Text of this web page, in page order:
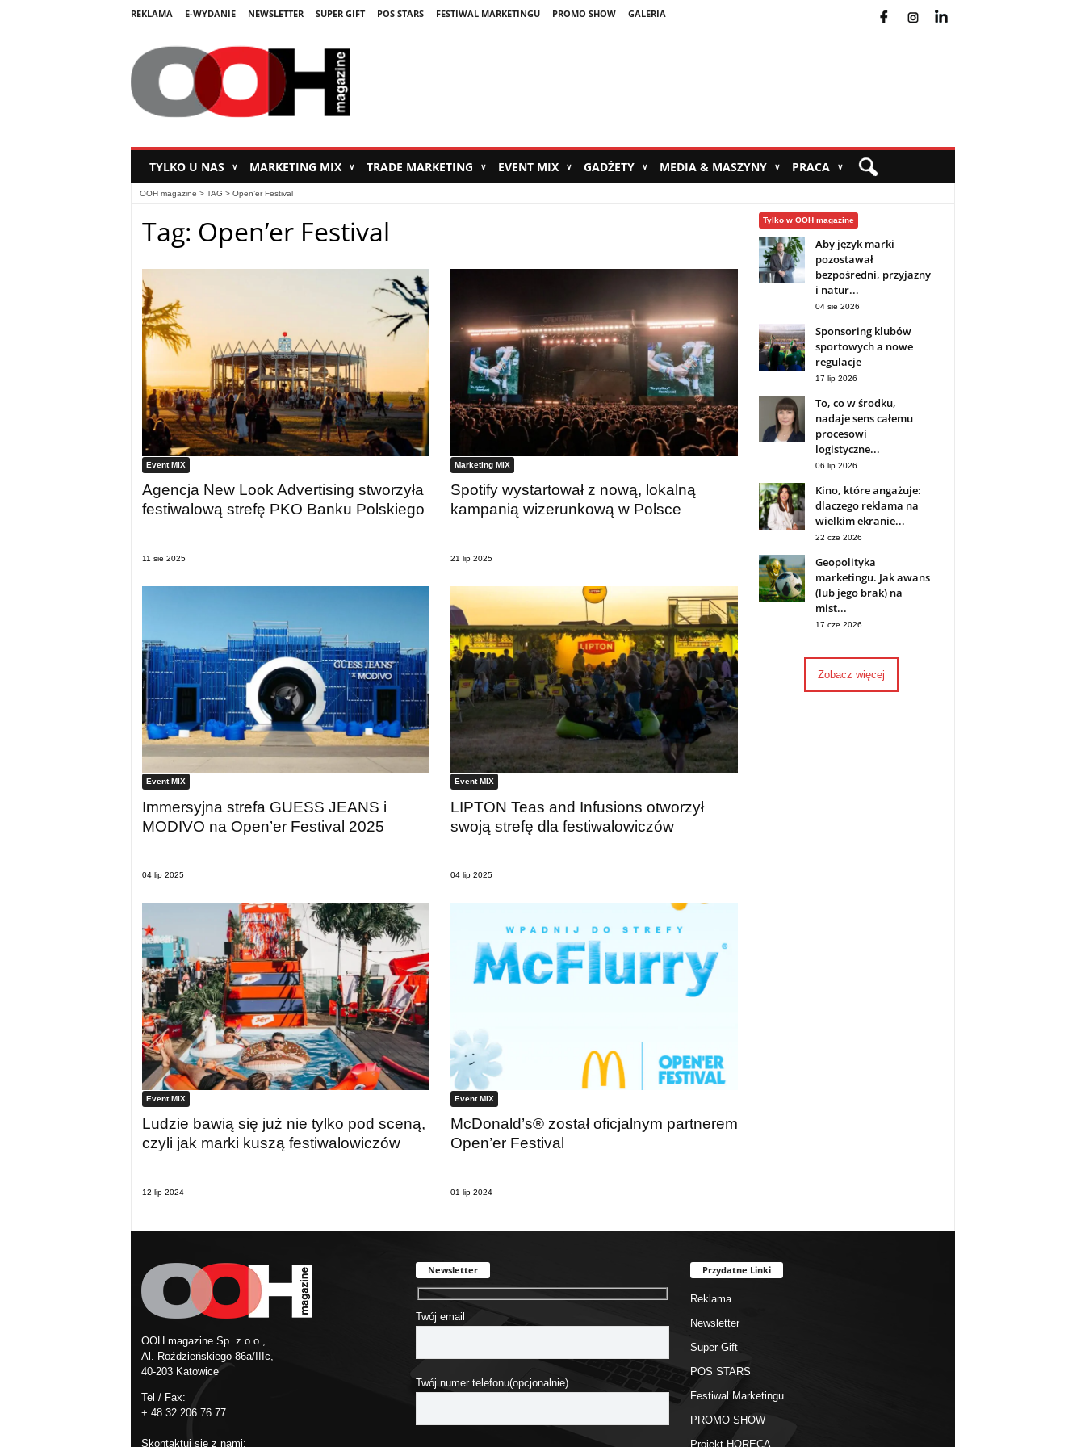
REKLAMA E-WYDANIE NEWSLETTER SUPER GIFT POS STARS FESTIWAL MARKETINGU PROMO SHOW GALERIA
TYLKO U NAS ∨ MARKETING MIX ∨ TRADE MARKETING ∨ EVENT MIX ∨ GADŻETY ∨ MEDIA & MASZYNY ∨ PRACA ∨
OOH magazine > TAG > Open’er Festival
Tag: Open’er Festival
Event MIX
Agencja New Look Advertising stworzyła
festiwalową strefę PKO Banku Polskiego
11 sie 2025
Marketing MIX
Spotify wystartował z nową, lokalną
kampanią wizerunkową w Polsce
21 lip 2025
Event MIX
Immersyjna strefa GUESS JEANS i
MODIVO na Open’er Festival 2025
04 lip 2025
Event MIX
LIPTON Teas and Infusions otworzył
swoją strefę dla festiwalowiczów
04 lip 2025
Event MIX
Ludzie bawią się już nie tylko pod sceną,
czyli jak marki kuszą festiwalowiczów
12 lip 2024
Event MIX
McDonald’s® został oficjalnym partnerem
Open’er Festival
01 lip 2024
Tylko w OOH magazine
Aby język marki
pozostawał
bezpośredni, przyjazny
i natur...
04 sie 2026
Sponsoring klubów
sportowych a nowe
regulacje
17 lip 2026
To, co w środku,
nadaje sens całemu
procesowi
logistyczne...
06 lip 2026
Kino, które angażuje:
dlaczego reklama na
wielkim ekranie...
22 cze 2026
Geopolityka
marketingu. Jak awans
(lub jego brak) na
mist...
17 cze 2026
Zobacz więcej
OOH magazine Sp. z o.o.,
Al. Roździeńskiego 86a/IIIc,
40-203 Katowice
Tel / Fax:
+ 48 32 206 76 77
Skontaktuj się z nami:
Newsletter
Twój email
Twój numer telefonu(opcjonalnie)
Przydatne Linki
Reklama
Newsletter
Super Gift
POS STARS
Festiwal Marketingu
PROMO SHOW
Projekt HORECA